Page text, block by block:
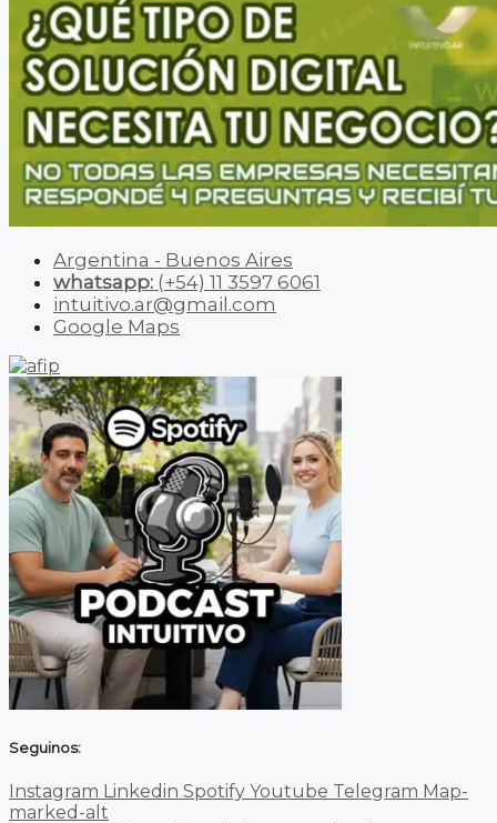
Argentina - Buenos Aires
whatsapp: (+54) 11 3597 6061
intuitivo.ar@gmail.com
Google Maps
Seguinos:
Instagram Linkedin Spotify Youtube Telegram Map-
marked-alt